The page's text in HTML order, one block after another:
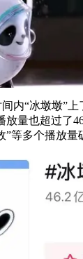
内“冰墩墩”
放量也超过了
”等多个播放量